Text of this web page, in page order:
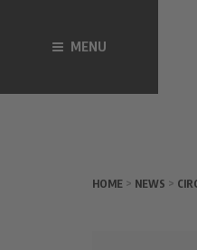
MENU
HOME > NEWS >